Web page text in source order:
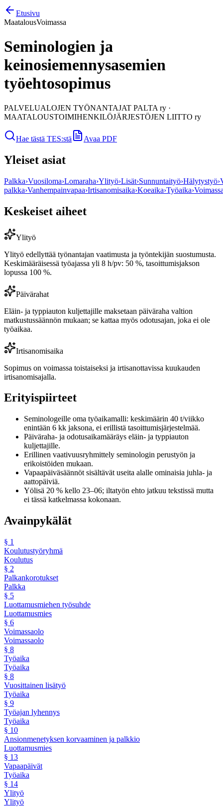
Etusivu
MaatalousVoimassa
Seminologien ja
keinosiemennysasemien
työehtosopimus
PALVELUALOJEN TYÖNANTAJAT PALTA ry ·
MAATALOUSTOIMIHENKILÖJÄRJESTÖJEN LIITTO ry
Hae tästä TES:stä Avaa PDF
Yleiset asiat
Palkka›Vuosiloma›Lomaraha›Ylityö›Lisät›Sunnuntaityö›Hälytystyö›
palkka›Vanhempainvapaa›Irtisanomisaika›Koeaika›Työaika›
Keskeiset aiheet
Ylityö
Ylityö edellyttää työnantajan vaatimusta ja työntekijän suostumusta.
Keskimääräisessä työajassa yli 8 h/pv: 50 %, tasoittumisjakson
lopussa 100 %.
Päivärahat
Eläin- ja typpiauton kuljettajille maksetaan päiväraha valtion
matkustussäännön mukaan; se kattaa myös odotusajan, joka ei ole
työaikaa.
Irtisanomisaika
Sopimus on voimassa toistaiseksi ja irtisanottavissa kuukauden
irtisanomisajalla.
Erityispiirteet
Seminologeille oma työaikamalli: keskimäärin 40 t/viikko
enintään 6 kk jaksona, ei erillistä tasoittumisjärjestelmää.
Päiväraha- ja odotusaikamääräys eläin- ja typpiauton
kuljettajille.
Erillinen vaativuusryhmittely seminologin perustyön ja
erikoistöiden mukaan.
Vapaapäiväsäännöt sisältävät useita alalle ominaisia juhla- ja
aattopäiviä.
Yölisä 20 % kello 23–06; iltatyön ehto jatkuu tekstissä mutta
ei tässä katkelmassa kokonaan.
Avainpykälät
§ 1
Koulutustyöryhmä
Koulutus
§ 2
Palkankorotukset
Palkka
§ 5
Luottamusmiehen työsuhde
Luottamusmies
§ 6
Voimassaolo
Voimassaolo
§ 8
Työaika
Työaika
§ 8
Vuosittainen lisätyö
Työaika
§ 9
Työajan lyhennys
Työaika
§ 10
Ansionmenetyksen korvaaminen ja palkkio
Luottamusmies
§ 13
Vapaapäivät
Työaika
§ 14
Ylityö
Ylityö